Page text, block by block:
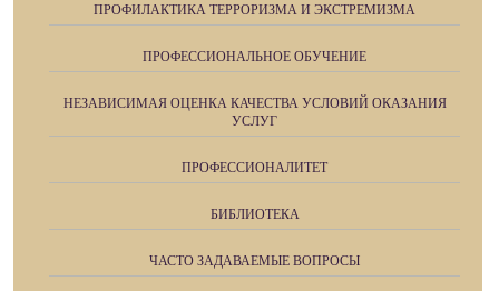
ПРОФИЛАКТИКА ТЕРРОРИЗМА И ЭКСТРЕМИЗМА
ПРОФЕССИОНАЛЬНОЕ ОБУЧЕНИЕ
НЕЗАВИСИМАЯ ОЦЕНКА КАЧЕСТВА УСЛОВИЙ ОКАЗАНИЯ
УСЛУГ
ПРОФЕССИОНАЛИТЕТ
БИБЛИОТЕКА
ЧАСТО ЗАДАВАЕМЫЕ ВОПРОСЫ